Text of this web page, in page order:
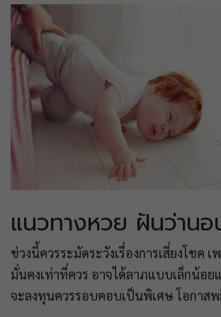
แนวทางหวย ฝันว่าน
ช่วงนี้ควรระมัดระวังเรื่องการเสี่ยงโชค เ
มั่นคงเท่าที่ควร อาจได้ลาภแบบเล็กน้อย
จะลงทุนควรรอบคอบเป็นพิเศษ โอกาส